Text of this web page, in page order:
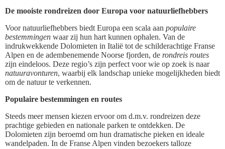
De mooiste rondreizen door Europa voor natuurliefhebbers
Voor natuurliefhebbers biedt Europa een scala aan populaire
bestemmingen waar zij hun hart kunnen ophalen. Van de
indrukwekkende Dolomieten in Italië tot de schilderachtige Franse
Alpen en de adembenemende Noorse fjorden, de rondreis routes
zijn eindeloos. Deze regio’s zijn perfect voor wie op zoek is naar
natuuravonturen, waarbij elk landschap unieke mogelijkheden biedt
om de natuur te verkennen.
Populaire bestemmingen en routes
Steeds meer mensen kiezen ervoor om d.m.v. rondreizen deze
prachtige gebieden en nationale parken te ontdekken. De
Dolomieten zijn beroemd om hun dramatische pieken en ideale
wandelpaden. In de Franse Alpen vinden bezoekers talloze